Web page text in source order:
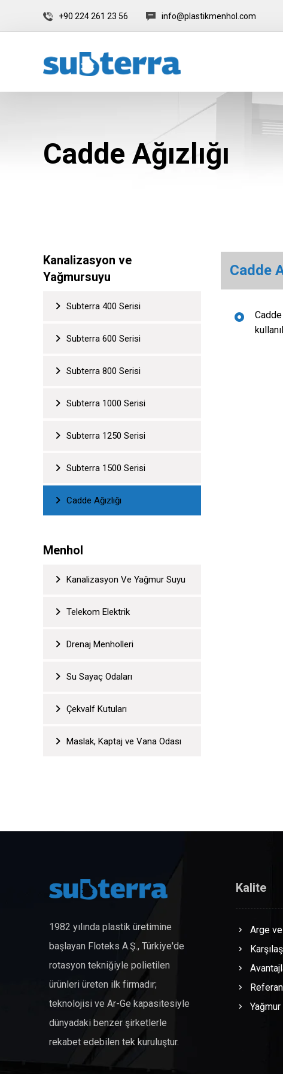
+90 224 261 23 56 info@plastikmenhol.com
Cadde Ağızlığı
Cadde
Kanalizasyon ve
Yağmursuyu
Subterra 400 Serisi
Subterra 600 Serisi
Subterra 800 Serisi
Subterra 1000 Serisi
Subterra 1250 Serisi
Subterra 1500 Serisi
Cadde Ağızlığı
Menhol
Kanalizasyon Ve Yağmur Suyu
Telekom Elektrik
Drenaj Menholleri
Su Sayaç Odaları
Çekvalf Kutuları
Maslak, Kaptaj ve Vana Odası
1982 yılında plastik üretimine
başlayan Floteks A.Ş., Türkiye'de
rotasyon tekniğiyle polietilen
ürünleri üreten ilk firmadır;
teknolojisi ve Ar-Ge kapasitesiyle
dünyadaki benzer şirketlerle
rekabet edebilen tek kuruluştur.
Kalite
Arge